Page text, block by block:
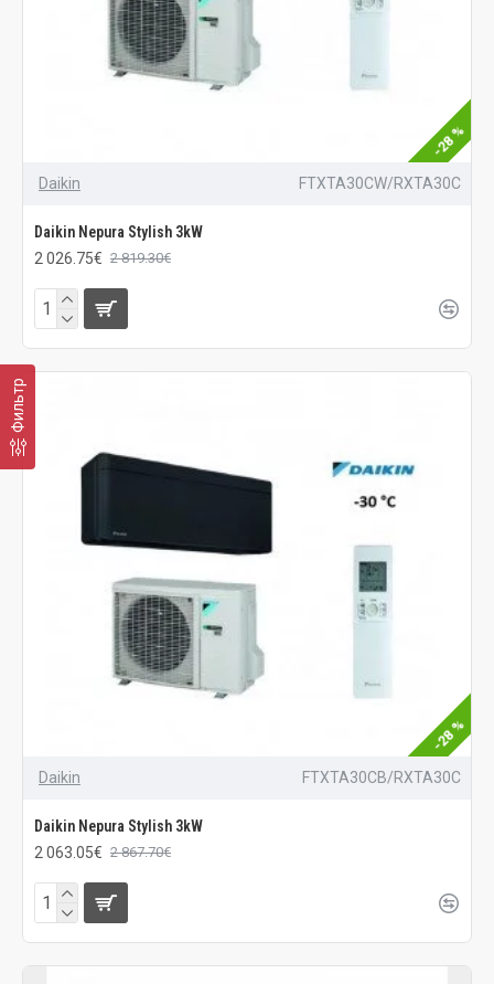
-28 %
Daikin FTXTA30CW/RXTA30C
Daikin Nepura Stylish 3kW
2 026.75€ 2 819.30€
-28 %
Daikin FTXTA30CB/RXTA30C
Daikin Nepura Stylish 3kW
2 063.05€ 2 867.70€
Фильтр